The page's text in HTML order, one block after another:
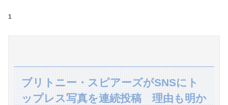
【速報】長瀬智也、ようやく気づくｗｗｗｗｗｗｗｗ
1
ブリトニー・スピアーズがSNSにト
ップレス写真を連続投稿 理由も明か